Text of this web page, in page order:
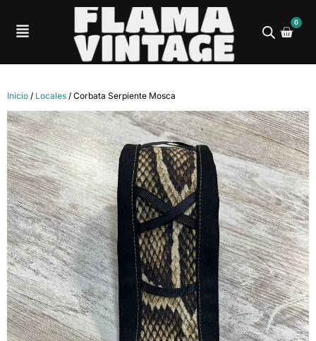
0
Inicio / Locales / Corbata Serpiente Mosca